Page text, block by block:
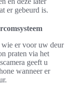
er gebeurd is.
er voor uw deur
praten via het
geeft u
wanneer er